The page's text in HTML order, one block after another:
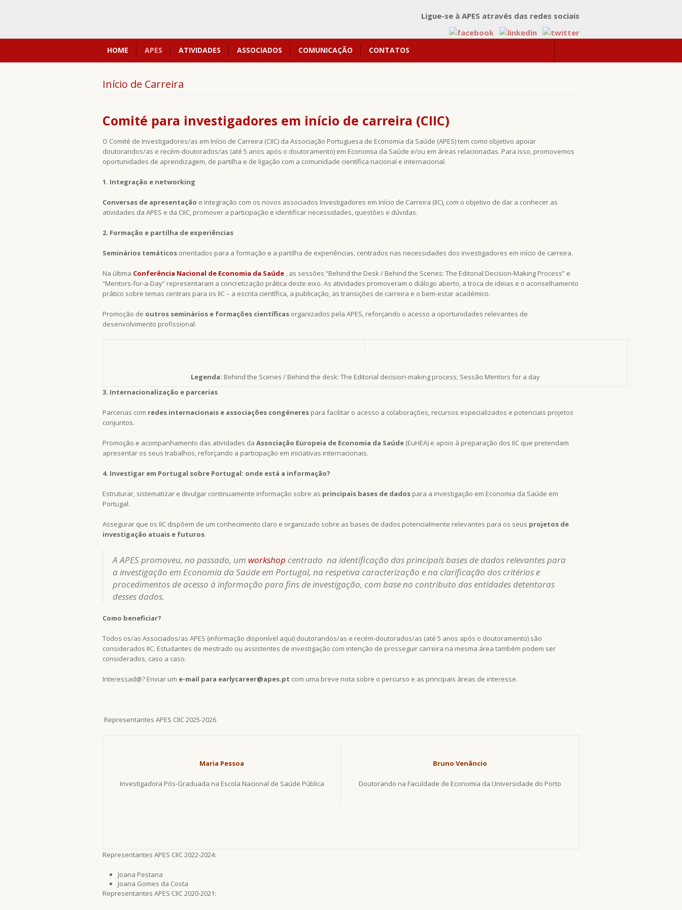
Ligue-se à APES através das redes sociais
HOME APES ATIVIDADES ASSOCIADOS COMUNICAÇÃO CONTATOS
Início de Carreira
Comité para investigadores em início de carreira (CIIC)
O Comité de Investigadores/as em Início de Carreira (CIIC) da Associação Portuguesa de Economia da Saúde (APES) tem como objetivo apoiar
doutorandos/as e recém-doutorados/as (até 5 anos após o doutoramento) em Economia da Saúde e/ou em áreas relacionadas. Para isso, promovemos
oportunidades de aprendizagem, de partilha e de ligação com a comunidade científica nacional e internacional.
1. Integração e networking
Conversas de apresentação e integração com os novos associados Investigadores em Início de Carreira (IIC), com o objetivo de dar a conhecer as
atividades da APES e da CIIC, promover a participação e identificar necessidades, questões e dúvidas.
2. Formação e partilha de experiências
Seminários temáticos orientados para a formação e a partilha de experiências, centrados nas necessidades dos investigadores em início de carreira.
Na última Conferência Nacional de Economia da Saúde , as sessões “Behind the Desk / Behind the Scenes: The Editorial Decision-Making Process” e
“Mentors-for-a-Day” representaram a concretização prática deste eixo. As atividades promoveram o diálogo aberto, a troca de ideias e o aconselhamento
prático sobre temas centrais para os IIC – a escrita científica, a publicação, as transições de carreira e o bem-estar académico.
Promoção de outros seminários e formações científicas organizados pela APES, reforçando o acesso a oportunidades relevantes de
desenvolvimento profissional.
Legenda: Behind the Scenes / Behind the desk: The Editorial decision-making process; Sessão Mentors for a day
3. Internacionalização e parcerias
Parcerias com redes internacionais e associações congéneres para facilitar o acesso a colaborações, recursos especializados e potenciais projetos
conjuntos.
Promoção e acompanhamento das atividades da Associação Europeia de Economia da Saúde (EuHEA) e apoio à preparação dos IIC que pretendam
apresentar os seus trabalhos, reforçando a participação em iniciativas internacionais.
4. Investigar em Portugal sobre Portugal: onde está a informação?
Estruturar, sistematizar e divulgar continuamente informação sobre as principais bases de dados para a investigação em Economia da Saúde em
Portugal.
Assegurar que os IIC dispõem de um conhecimento claro e organizado sobre as bases de dados potencialmente relevantes para os seus projetos de
investigação atuais e futuros.
A APES promoveu, no passado, um workshop centrado na identificação das principais bases de dados relevantes para
a investigação em Economia da Saúde em Portugal, na respetiva caracterização e na clarificação dos critérios e
procedimentos de acesso à informação para fins de investigação, com base no contributo das entidades detentoras
desses dados.
Como beneficiar?
Todos os/as Associados/as APES (informação disponível aqui) doutorandos/as e recém-doutorados/as (até 5 anos após o doutoramento) são
considerados IIC. Estudantes de mestrado ou assistentes de investigação com intenção de prosseguir carreira na mesma área também podem ser
considerados, caso a caso.
Interessad@? Enviar um e-mail para earlycareer@apes.pt com uma breve nota sobre o percurso e as principais áreas de interesse.
Representantes APES CIIC 2025-2026
Maria Pessoa
Investigadora Pós-Graduada na Escola Nacional de Saúde Pública
Bruno Venâncio
Doutorando na Faculdade de Economia da Universidade do Porto
Representantes APES CIIC 2022-2024:
Joana Pestana
Joana Gomes da Costa
Representantes APES CIIC 2020-2021: